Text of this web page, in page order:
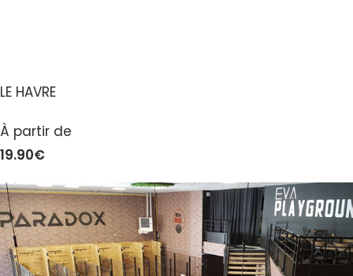
LE HAVRE
À partir de
19.90€